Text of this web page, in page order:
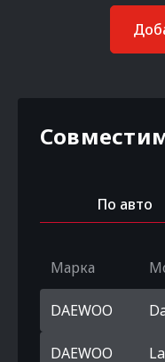
По авто
Марка
DAEWOO
DAEWOO